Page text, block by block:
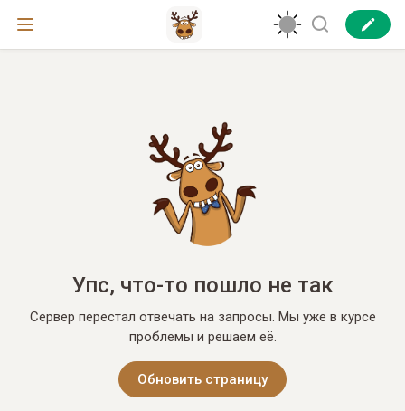
Упс, что-то пошло не так
Сервер перестал отвечать на запросы. Мы уже в курсе
проблемы и решаем её.
Обновить страницу